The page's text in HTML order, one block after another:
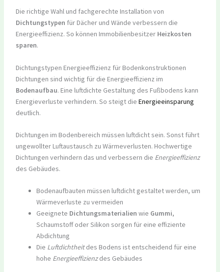
Die richtige Wahl und fachgerechte Installation von
Dichtungstypen für Dächer und Wände verbessern die
Energieeffizienz. So können Immobilienbesitzer Heizkosten
sparen.
Dichtungstypen Energieeffizienz für Bodenkonstruktionen
Dichtungen sind wichtig für die Energieeffizienz im
Bodenaufbau. Eine luftdichte Gestaltung des Fußbodens kann
Energieverluste verhindern. So steigt die Energieeinsparung
deutlich.
Dichtungen im Bodenbereich müssen luftdicht sein. Sonst führt
ungewollter Luftaustausch zu Wärmeverlusten. Hochwertige
Dichtungen verhindern das und verbessern die Energieeffizienz
des Gebäudes.
Bodenaufbauten müssen luftdicht gestaltet werden, um
Wärmeverluste zu vermeiden
Geeignete Dichtungsmaterialien wie Gummi,
Schaumstoff oder Silikon sorgen für eine effiziente
Abdichtung
Die Luftdichtheitdes Bodens ist entscheidend für eine
hohe Energieeffizienzdes Gebäudes